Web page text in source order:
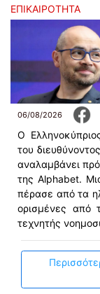
ΕΠΙΚΑΙΡΟΤΗΤΑ
06/08/2026
Ο
του
αναλαμβάνει
της Alphabet.
πέρασε από τα
ορισμένες από
τεχνητής